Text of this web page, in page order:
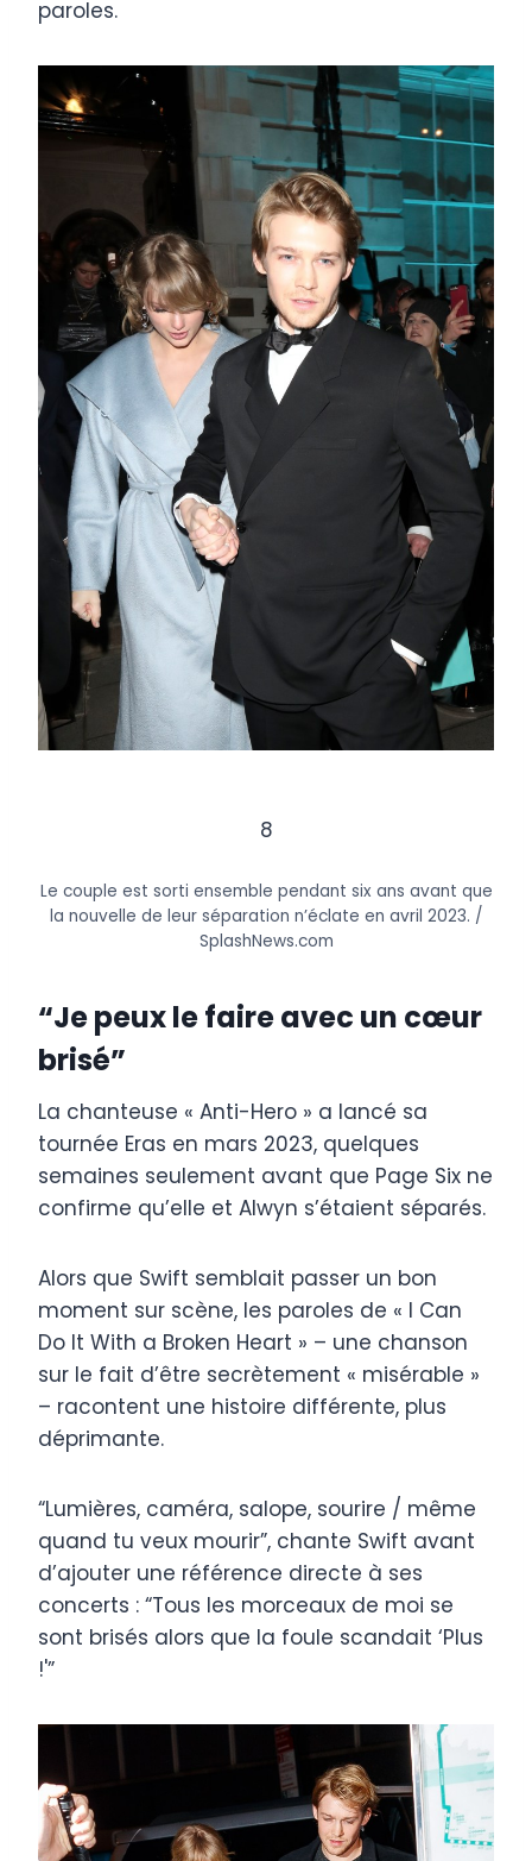
paroles.
8
Le couple est sorti ensemble pendant six ans avant que
la nouvelle de leur séparation n’éclate en avril 2023. /
SplashNews.com
“Je peux le faire avec un cœur
brisé”
La chanteuse « Anti-Hero » a lancé sa
tournée Eras en mars 2023, quelques
semaines seulement avant que Page Six ne
confirme qu’elle et Alwyn s’étaient séparés.
Alors que Swift semblait passer un bon
moment sur scène, les paroles de « I Can
Do It With a Broken Heart » – une chanson
sur le fait d’être secrètement « misérable »
– racontent une histoire différente, plus
déprimante.
“Lumières, caméra, salope, sourire / même
quand tu veux mourir”, chante Swift avant
d’ajouter une référence directe à ses
concerts : “Tous les morceaux de moi se
sont brisés alors que la foule scandait ‘Plus
!'”